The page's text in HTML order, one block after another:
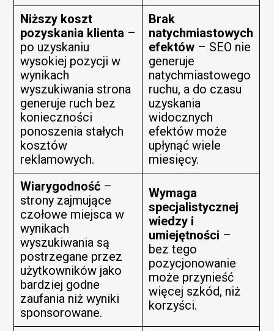
Niższy koszt
pozyskania klienta –
po uzyskaniu
wysokiej pozycji w
wynikach
wyszukiwania strona
generuje ruch bez
konieczności
ponoszenia stałych
kosztów
reklamowych.
Brak
natychmiastowych
efektów – SEO nie
generuje
natychmiastowego
ruchu, a do czasu
uzyskania
widocznych
efektów może
upłynąć wiele
miesięcy.
Wiarygodność –
strony zajmujące
czołowe miejsca w
wynikach
wyszukiwania są
postrzegane przez
użytkowników jako
bardziej godne
zaufania niż wyniki
sponsorowane.
Wymaga
specjalistycznej
wiedzy i
umiejętności –
bez tego
pozycjonowanie
może przynieść
więcej szkód, niż
korzyści.